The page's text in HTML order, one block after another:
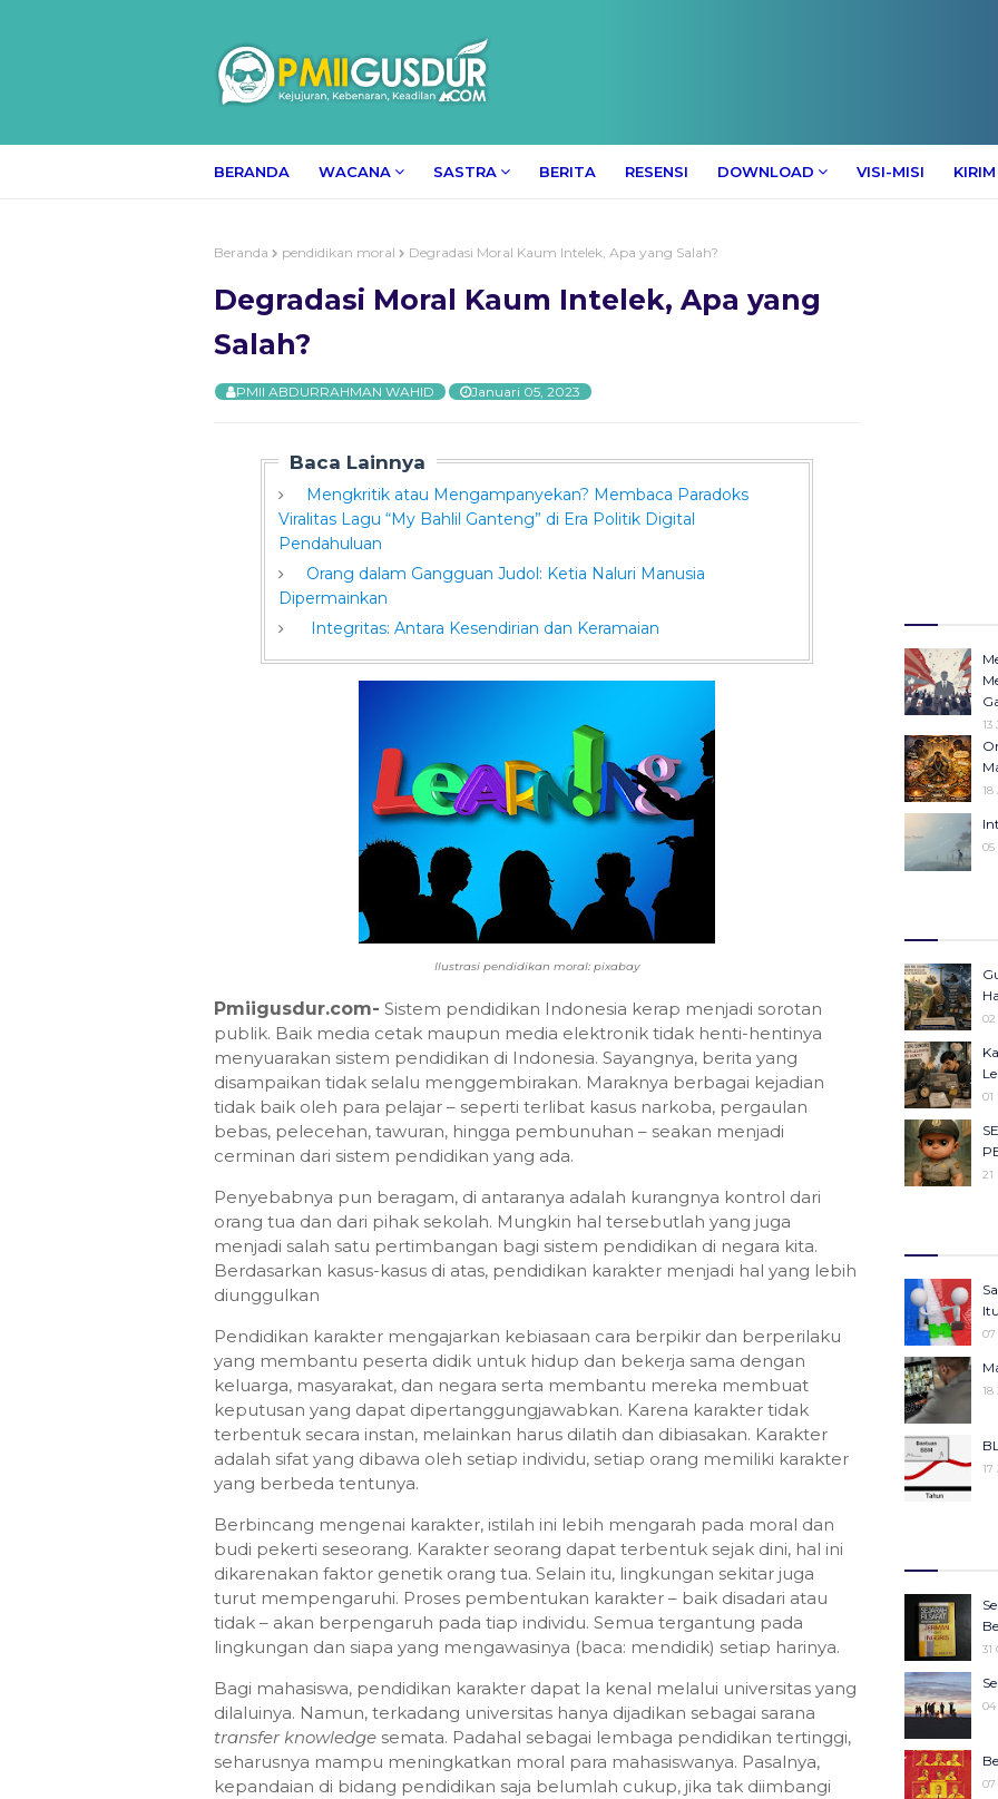
BERANDA WACANA SASTRA BERITA RESENSI DOWNLOAD VISI-MISI
Beranda pendidikan moral Degradasi Moral Kaum Intelek, Apa yang Salah?
Degradasi Moral Kaum Intelek, Apa yang
Salah?
PMII ABDURRAHMAN WAHID Januari 05, 2023
Baca Lainnya
Mengkritik atau Mengampanyekan? Membaca Paradoks
Viralitas Lagu “My Bahlil Ganteng” di Era Politik Digital
Pendahuluan
Orang dalam Gangguan Judol: Ketia Naluri Manusia
Dipermainkan
Integritas: Antara Kesendirian dan Keramaian
Ilustrasi pendidikan moral: pixabay
Pmiigusdur.com- Sistem pendidikan Indonesia kerap menjadi sorotan
publik. Baik media cetak maupun media elektronik tidak henti-hentinya
menyuarakan sistem pendidikan di Indonesia. Sayangnya, berita yang
disampaikan tidak selalu menggembirakan. Maraknya berbagai kejadian
tidak baik oleh para pelajar – seperti terlibat kasus narkoba, pergaulan
bebas, pelecehan, tawuran, hingga pembunuhan – seakan menjadi
cerminan dari sistem pendidikan yang ada.
Penyebabnya pun beragam, di antaranya adalah kurangnya kontrol dari
orang tua dan dari pihak sekolah. Mungkin hal tersebutlah yang juga
menjadi salah satu pertimbangan bagi sistem pendidikan di negara kita.
Berdasarkan kasus-kasus di atas, pendidikan karakter menjadi hal yang lebih
diunggulkan
Pendidikan karakter mengajarkan kebiasaan cara berpikir dan berperilaku
yang membantu peserta didik untuk hidup dan bekerja sama dengan
keluarga, masyarakat, dan negara serta membantu mereka membuat
keputusan yang dapat dipertanggungjawabkan. Karena karakter tidak
terbentuk secara instan, melainkan harus dilatih dan dibiasakan. Karakter
adalah sifat yang dibawa oleh setiap individu, setiap orang memiliki karakter
yang berbeda tentunya.
Berbincang mengenai karakter, istilah ini lebih mengarah pada moral dan
budi pekerti seseorang. Karakter seorang dapat terbentuk sejak dini, hal ini
dikarenakan faktor genetik orang tua. Selain itu, lingkungan sekitar juga
turut mempengaruhi. Proses pembentukan karakter – baik disadari atau
tidak – akan berpengaruh pada tiap individu. Semua tergantung pada
lingkungan dan siapa yang mengawasinya (baca: mendidik) setiap harinya.
Bagi mahasiswa, pendidikan karakter dapat Ia kenal melalui universitas yang
dilaluinya. Namun, terkadang universitas hanya dijadikan sebagai sarana
transfer knowledge semata. Padahal sebagai lembaga pendidikan tertinggi,
seharusnya mampu meningkatkan moral para mahasiswanya. Pasalnya,
kepandaian di bidang pendidikan saja belumlah cukup, jika tak diimbangi
13
18
23 Desember
01
18
17
19
19
31
04